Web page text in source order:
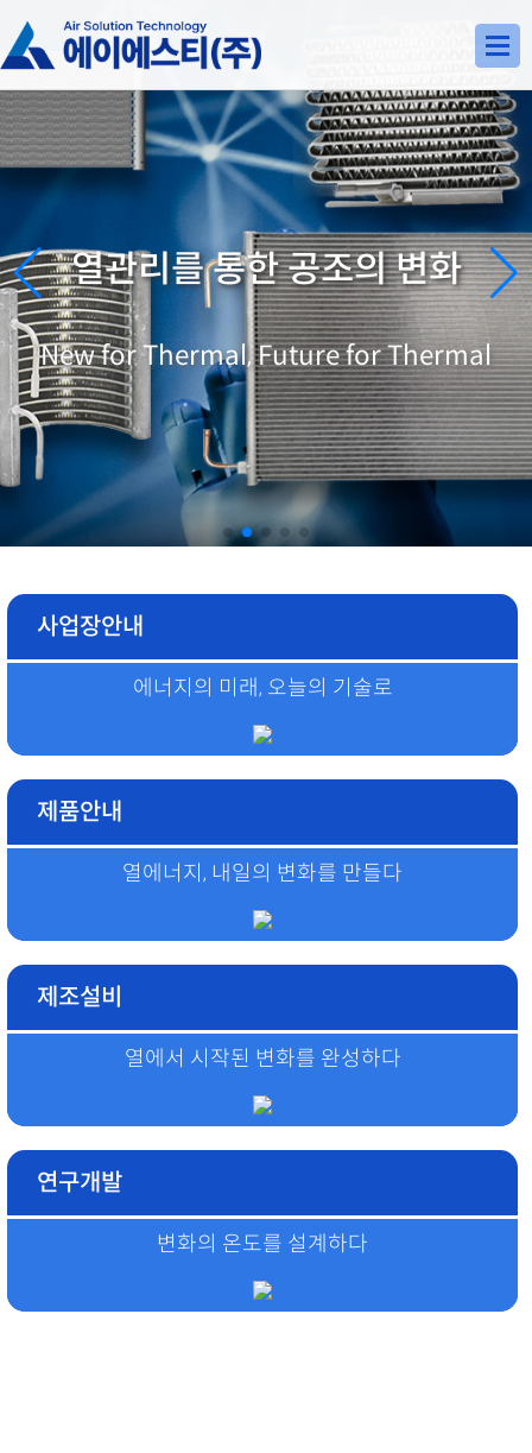
공조의 가치, 에이에스티(주)가 함께
Valuable thermal, with AST
열관리를 통한 공조의 변화
New for Thermal, Future for Thermal
사업장안내
에너지의 미래, 오늘의 기술로
제품안내
열에너지, 내일의 변화를 만들다
제조설비
열에서 시작된 변화를 완성하다
연구개발
변화의 온도를 설계하다